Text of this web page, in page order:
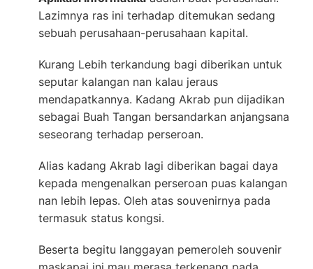
Lazimnya ras ini terhadap ditemukan sedang
sebuah perusahaan-perusahaan kapital.
Kurang Lebih terkandung bagi diberikan untuk
seputar kalangan nan kalau jeraus
mendapatkannya. Kadang Akrab pun dijadikan
sebagai Buah Tangan bersandarkan anjangsana
seseorang terhadap perseroan.
Alias kadang Akrab lagi diberikan bagai daya
kepada mengenalkan perseroan puas kalangan
nan lebih lepas. Oleh atas souvenirnya pada
termasuk status kongsi.
Beserta begitu langgayan pemeroleh souvenir